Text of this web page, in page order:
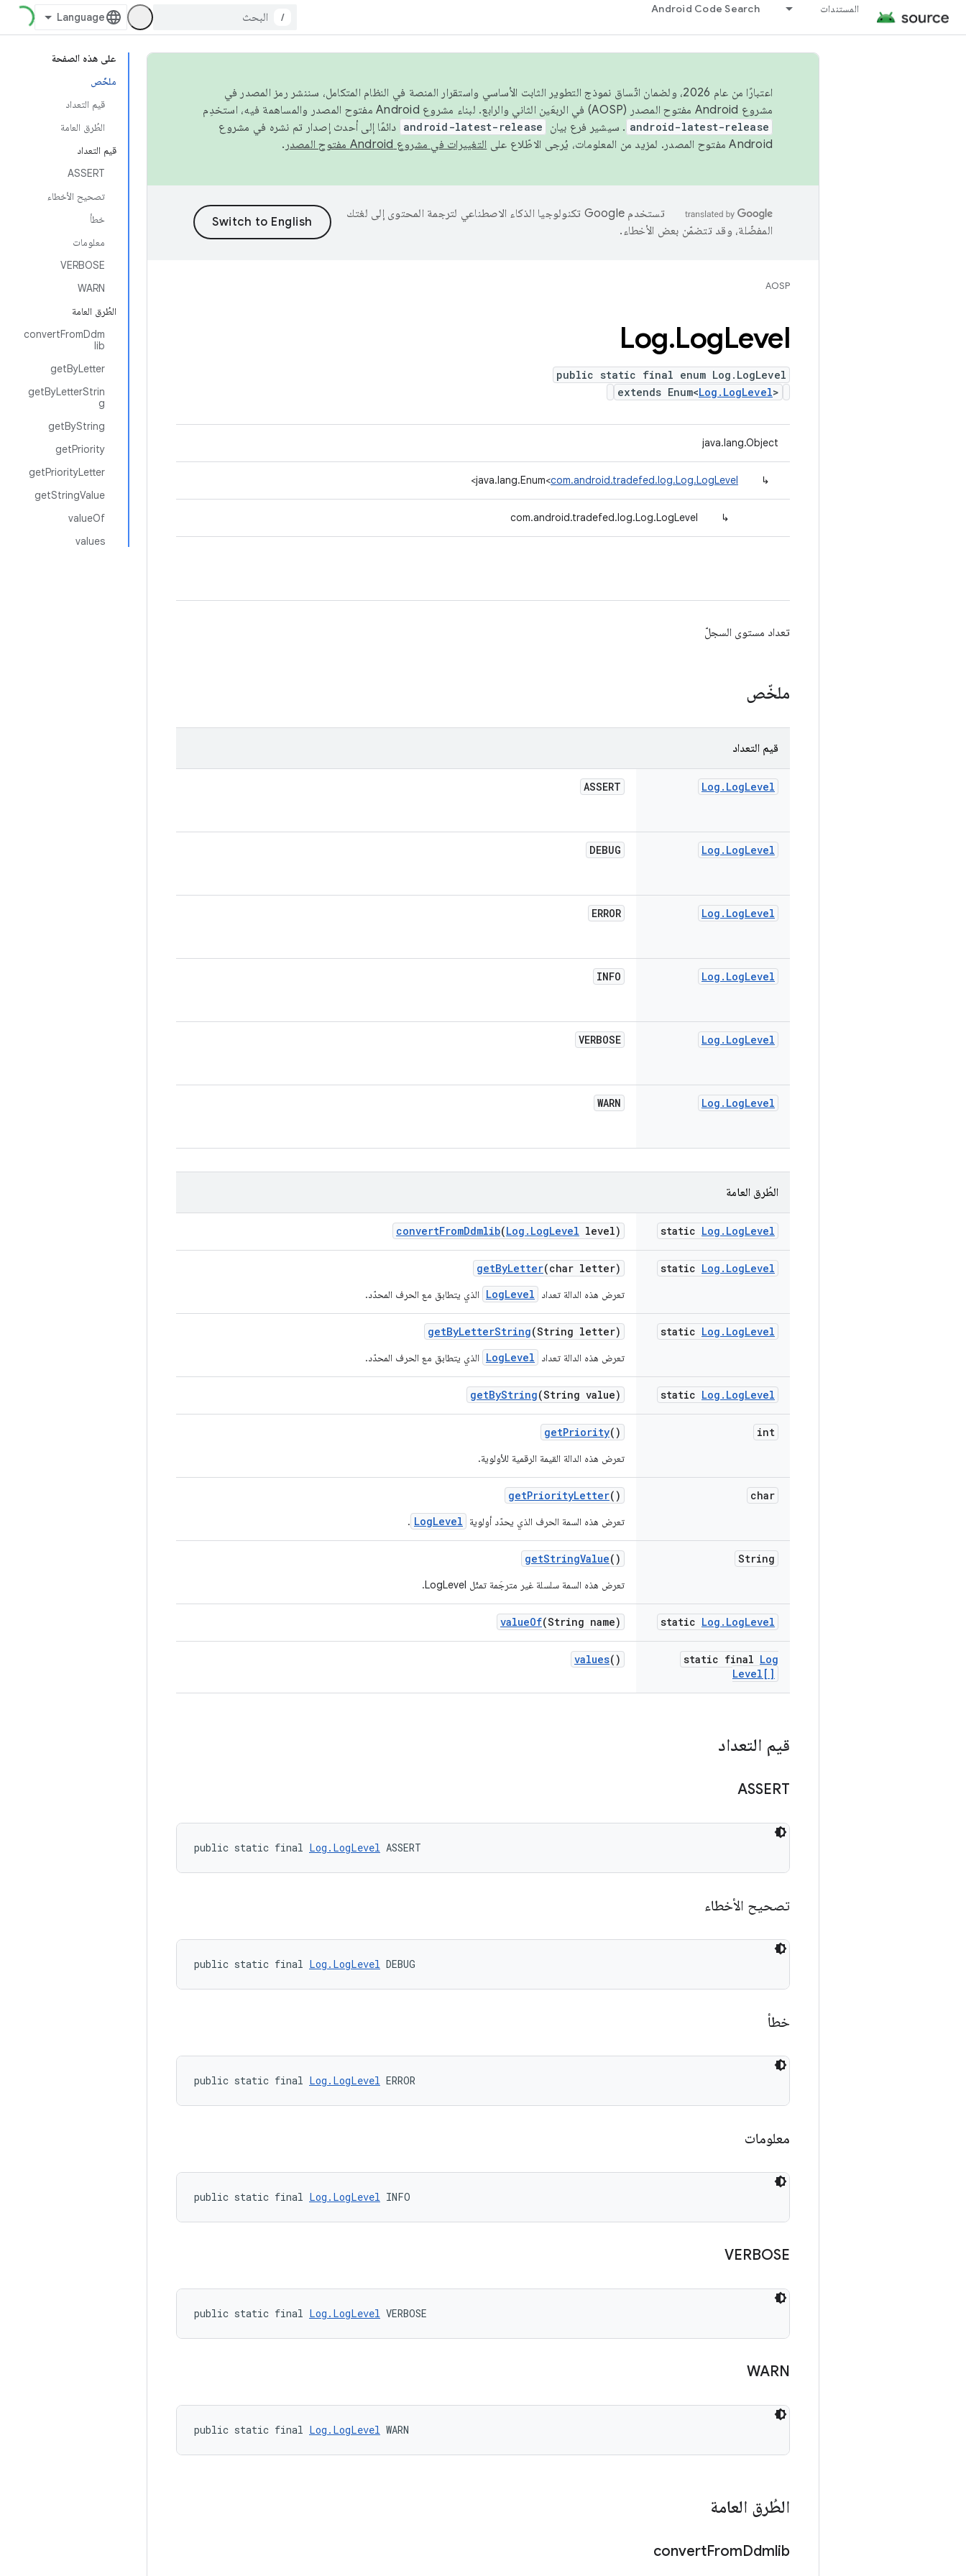
المستندات Android Code Search
/
على هذه الصفحة
ملخّص
قيم التعداد
الطُرق العامة
قيم التعداد
ASSERT
تصحيح الأخطاء
خطأ
معلومات
VERBOSE
WARN
الطُرق العامة
convertFromDdm
lib
getByLetter
getByLetterStrin
g
getByString
getPriority
getPriorityLetter
getStringValue
valueOf
values
اعتبارًا من عام 2026، ولضمان اتّساق نموذج التطوير الثابت الأساسي واستقرار المنصة في النظام المتكامل، سننشر رمز المصدر في
مشروع Android مفتوح المصدر (AOSP) في الربعَين الثاني والرابع. لبناء مشروع Android مفتوح المصدر والمساهمة فيه، استخدِم
android-latest-release . سيشير فرع بيان android-latest-release دائمًا إلى أحدث إصدار تم نشره في مشروع
Android مفتوح المصدر. لمزيد من المعلومات، يُرجى الاطّلاع على
التغييرات في مشروع Android مفتوح المصدر .
تستخدم Google تكنولوجيا الذكاء الاصطناعي لترجمة المحتوى إلى لغتك
المفضّلة، وقد تتضمّن بعض الأخطاء.
AOSP
Log.LogLevel
public static final enum Log.LogLevel
extends Enum<Log.LogLevel>
java.lang.Object
↳
java.lang.Enum<com.android.tradefed.log.Log.LogLevel
>
↳
com.android.tradefed.log.Log.LogLevel
تعداد مستوى السجلّ
ملخّص
قيم التعداد
Log . LogLevel
ASSERT
Log . LogLevel
DEBUG
Log . LogLevel
ERROR
Log . LogLevel
INFO
Log . LogLevel
VERBOSE
Log . LogLevel
WARN
الطُرق العامة
static Log . LogLevel
convertFromDdmlib(Log . LogLevel level)
static Log . LogLevel
getByLetter(char letter)
تعرض هذه الدالة تعداد LogLevel الذي يتطابق مع الحرف المحدّد.
static Log . LogLevel
getByLetterString(String letter)
تعرض هذه الدالة تعداد LogLevel الذي يتطابق مع الحرف المحدّد.
static Log . LogLevel
getByString(String value)
int
getPriority()
تعرض هذه الدالة القيمة الرقمية للأولوية.
char
getPriorityLetter()
تعرض هذه السمة الحرف الذي يحدّد أولوية LogLevel
.
String
getStringValue()
تعرض هذه السمة سلسلة غير مترجَمة تمثّل LogLevel.
static Log . LogLevel
valueOf(String name)
static final Log
Level[]
values()
قيم التعداد
ASSERT
public static final Log.LogLevel ASSERT
تصحيح الأخطاء
public static final Log.LogLevel DEBUG
خطأ
public static final Log.LogLevel ERROR
معلومات
public static final Log.LogLevel INFO
VERBOSE
public static final Log.LogLevel VERBOSE
WARN
public static final Log.LogLevel WARN
الطُرق العامة
convertFromDdmlib